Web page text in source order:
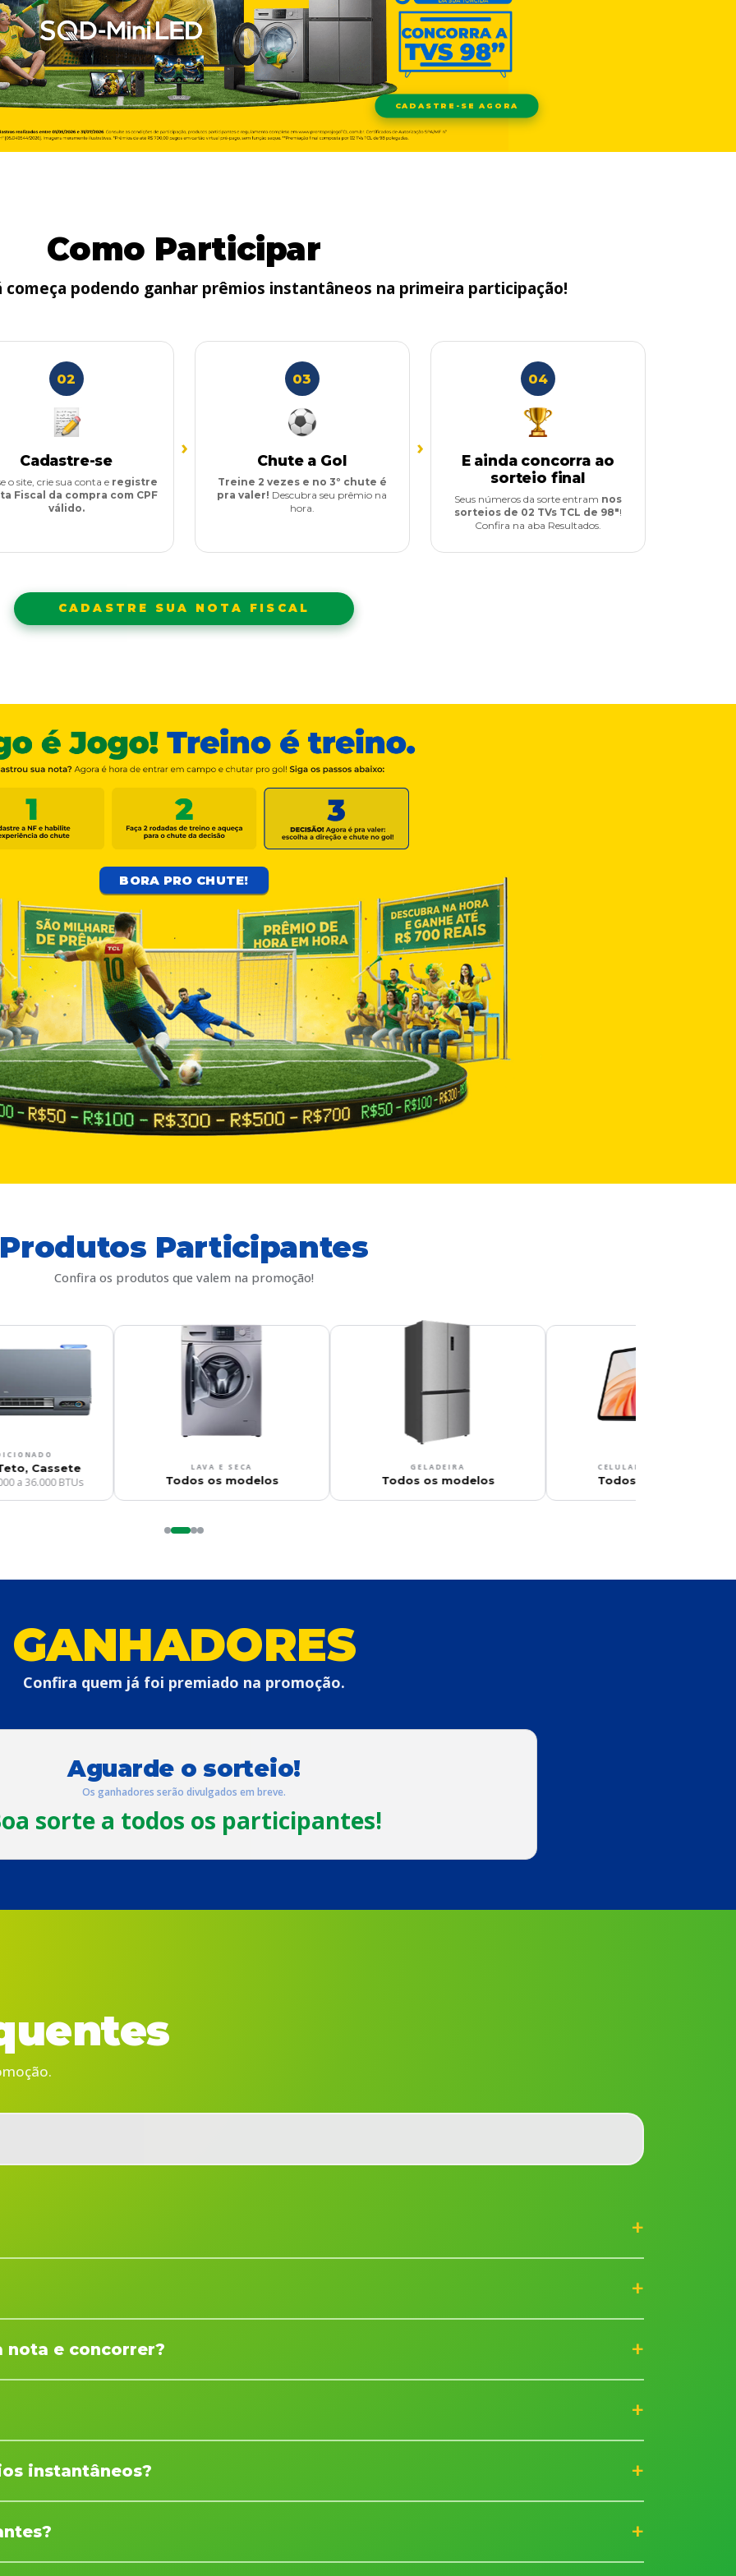
CADASTRE-SE AGORA
Como Participar
começa podendo ganhar prêmios instantâneos na primeira participação!
02
Cadastre-se
o site, crie sua conta e registre
Fiscal da compra com CPF
válido.
›
03
Chute a Gol
Treine 2 vezes e no 3º chute é
pra valer! Descubra seu prêmio na
hora.
›
04
E ainda concorra ao
sorteio final
Seus números da sorte entram nos
sorteios de 02 TVs TCL de 98"!
Confira na aba Resultados.
CADASTRE SUA NOTA FISCAL
BORA PRO CHUTE!
Produtos Participantes
Confira os produtos que valem na promoção!
LAVA E SECA
os modelos
GELADEIRA
Todos os modelos
CELULARES E TABLETS
Todos os modelos Todos os
GANHADORES
Confira quem já foi premiado na promoção.
Aguarde o sorteio!
Os ganhadores serão divulgados em breve.
sorte a todos os participantes!
+
+
nota e concorrer? +
+
instantâneos? +
+